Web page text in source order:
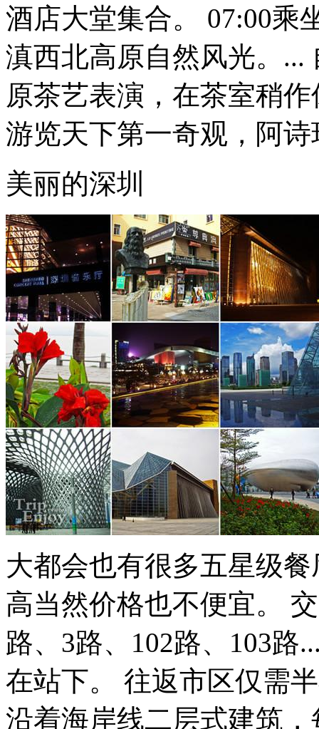
酒店大堂集合。 07:00乘
滇西北高原自然风光。...
原茶艺表演，在茶室稍
游览天下第一奇观，阿
美丽的深圳
大都会也有很多五星级
高当然价格也不便宜。
路、3路、102路、103
在站下。 往返市区仅需
沿着海岸线二层式建筑